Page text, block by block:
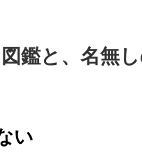
鑑と、名無
い